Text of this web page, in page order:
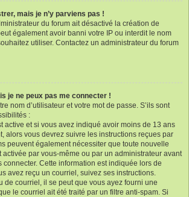
mais je n’y parviens pas !
du forum ait désactivé la création de
également avoir banni votre IP ou interdit le nom
utiliser. Contactez un administrateur du forum
je ne peux pas me connecter !
nom d’utilisateur et votre mot de passe. S’ils sont
:
active et si vous avez indiqué avoir moins de 13 ans
alors vous devrez suivre les instructions reçues par
peuvent également nécessiter que toute nouvelle
activée par vous-même ou par un administrateur avant
connecter. Cette information est indiquée lors de
avez reçu un courriel, suivez ses instructions.
de courriel, il se peut que vous ayez fourni une
le courriel ait été traité par un filtre anti-spam. Si